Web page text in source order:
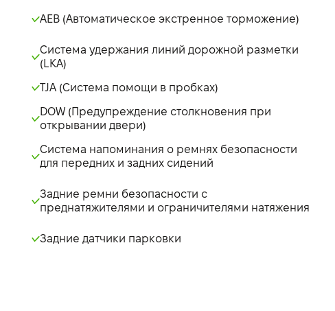
AEB (Автоматическое экстренное торможение)
Система удержания линий дорожной разметки
(LKA)
TJA (Система помощи в пробках)
DOW (Предупреждение столкновения при
открывании двери)
Система напоминания о ремнях безопасности
для передних и задних сидений
Задние ремни безопасности с
преднатяжителями и ограничителями натяжения
Задние датчики парковки